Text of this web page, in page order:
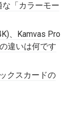
「カラーモー
、Kamvas Pro
違いは何です
クスカードの